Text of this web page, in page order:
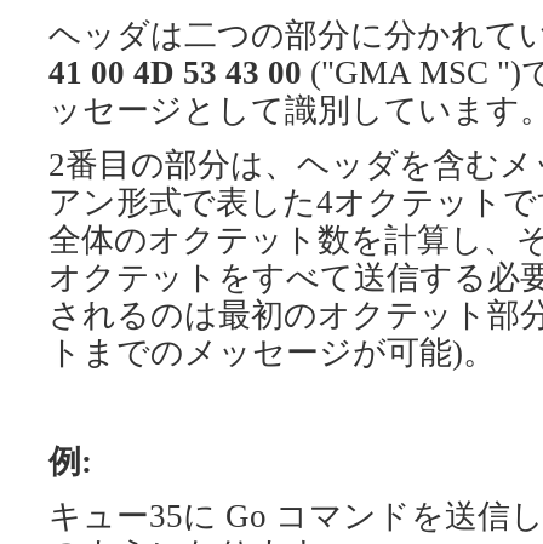
ヘッダは二つの部分に分かれて
41 00 4D 53 43 00 ("GMA MSC ")
ッセージとして識別しています
2番目の部分は、ヘッダを含む
アン形式で表した4オクテット
全体のオクテット数を計算し、
オクテットをすべて送信する必
されるのは最初のオクテット部
トまでのメッセージが可能)。
例:
キュー35に Go コマンドを送信